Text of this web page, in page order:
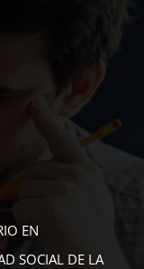
EN
SOCIAL DE LA